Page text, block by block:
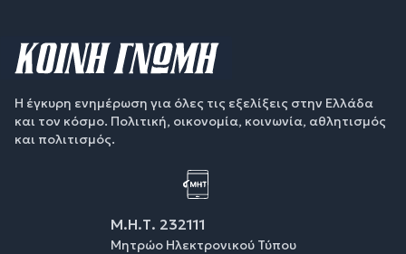
Η έγκυρη ενημέρωση για όλες τις εξελίξεις στην Ελλάδα
και τον κόσμο. Πολιτική, οικονομία, κοινωνία, αθλητισμός
και πολιτισμός.
Μ.Η.Τ. 232111
Μητρώο Ηλεκτρονικού Τύπου